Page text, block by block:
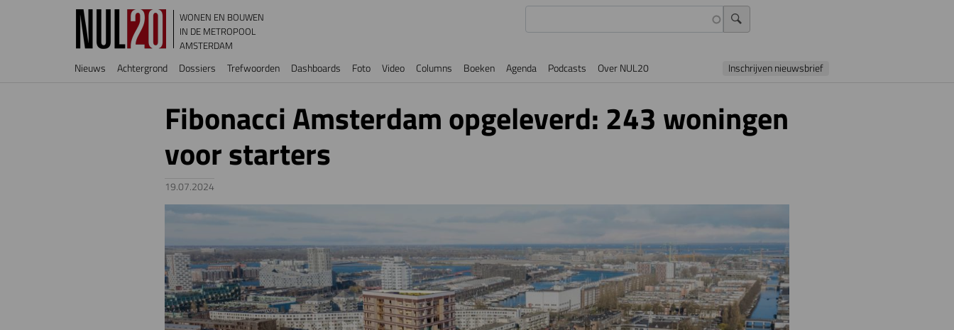
Overslaan en naar de inhoud gaan
WONEN EN BOUWEN
IN DE METROPOOL
AMSTERDAM
Hoofdnavigatie
Nieuws Achtergrond Dossiers Trefwoorden Dashboards Foto Video Columns Boeken Agenda Podcasts Over NUL20 Inschrijven nieuwsbrief
Fibonacci Amsterdam opgeleverd: 243 woningen
voor starters
19.07.2024
Image